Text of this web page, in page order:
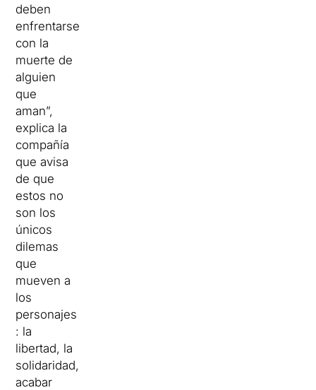
deben
enfrentarse
con la
muerte de
alguien
que
aman”,
explica la
compañía
que avisa
de que
estos no
son los
únicos
dilemas
que
mueven a
los
personajes
: la
libertad, la
solidaridad,
acabar